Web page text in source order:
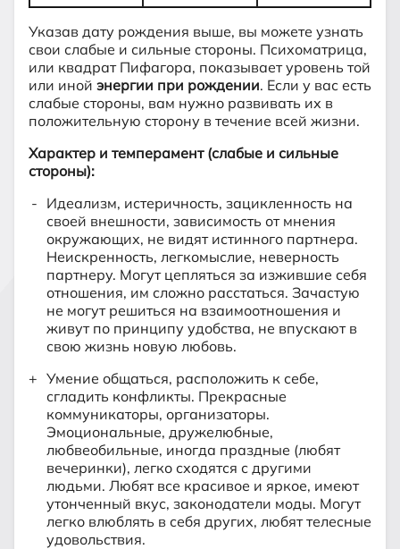
Указав дату рождения выше, вы можете узнать
свои слабые и сильные стороны. Психоматрица,
или квадрат Пифагора, показывает уровень той
или иной энергии при рождении. Если у вас есть
слабые стороны, вам нужно развивать их в
положительную сторону в течение всей жизни.
Характер и темперамент (слабые и сильные
стороны):
Идеализм, истеричность, зацикленность на
своей внешности, зависимость от мнения
окружающих, не видят истинного партнера.
Неискренность, легкомыслие, неверность
партнеру. Могут цепляться за изжившие себя
отношения, им сложно расстаться. Зачастую
не могут решиться на взаимоотношения и
живут по принципу удобства, не впускают в
свою жизнь новую любовь.
Умение общаться, расположить к себе,
сгладить конфликты. Прекрасные
коммуникаторы, организаторы.
Эмоциональные, дружелюбные,
любвеобильные, иногда праздные (любят
вечеринки), легко сходятся с другими
людьми. Любят все красивое и яркое, имеют
утонченный вкус, законодатели моды. Могут
легко влюблять в себя других, любят телесные
удовольствия.